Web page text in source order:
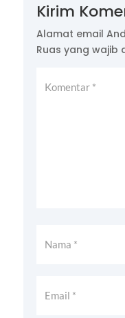
Kirim
Alamat email
Ruas yang wajib